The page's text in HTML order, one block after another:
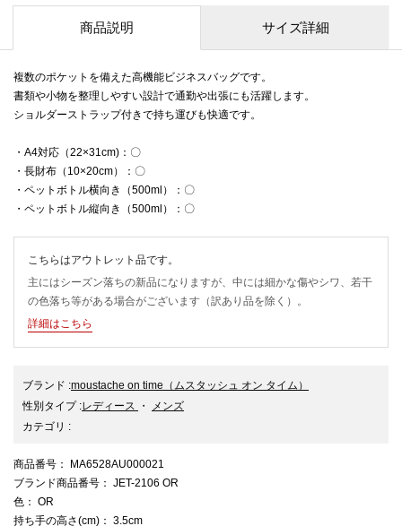
商品説明 サイズ詳細
複数のポケットを備えた高機能ビジネスバッグです。
書類や小物を整理しやすい設計で通勤や出張にも活躍します。
ショルダーストラップ付きで持ち運びも快適です。
・A4対応（22×31cm)：〇
・長財布（10×20cm）：〇
・ペットボトル横向き（500ml）：〇
・ペットボトル縦向き（500ml）：〇
こちらはアウトレット品です。
主にはシーズン落ちの新品になりますが、中には細かな傷やシワ、若干
の色落ち等がある場合がございます（訳あり品を除く）。
詳細はこちら
ブランド :moustache on time （ムスタッシュ オン タイム）
性別タイプ:レディース ・
メンズ
カテゴリ :
商品番号 ： MA6528AU000021
ブランド商品番号 ： JET-2106 OR
色 ： OR
持ち手の高さ(cm) ： 3.5cm